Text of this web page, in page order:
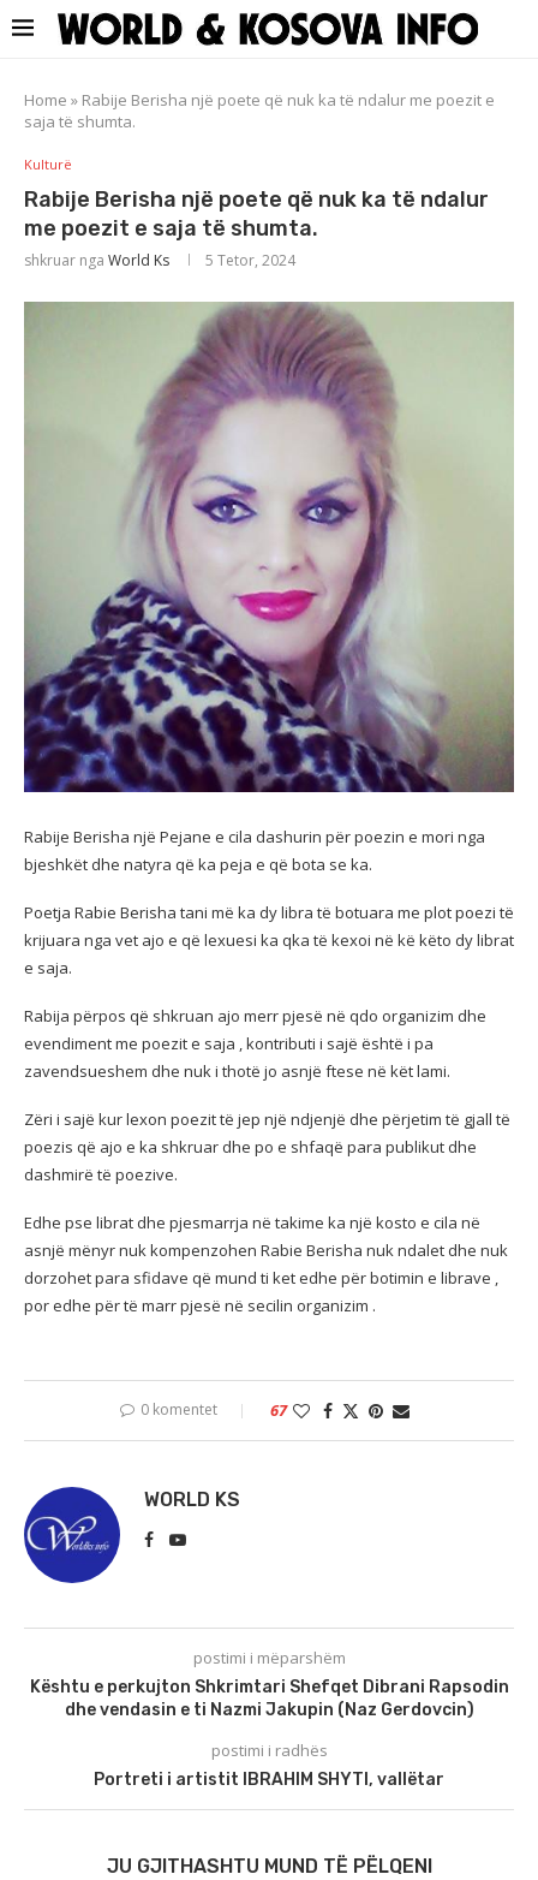
Home » Rabije Berisha një poete që nuk ka të ndalur me poezit e
saja të shumta.
Kulturë
Rabije Berisha një poete që nuk ka të ndalur
me poezit e saja të shumta.
shkruar nga World Ks 5 Tetor, 2024
Rabije Berisha një Pejane e cila dashurin për poezin e mori nga
bjeshkët dhe natyra që ka peja e që bota se ka.
Poetja Rabie Berisha tani më ka dy libra të botuara me plot poezi të
krijuara nga vet ajo e që lexuesi ka qka të kexoi në kë këto dy librat
e saja.
Rabija përpos që shkruan ajo merr pjesë në qdo organizim dhe
evendiment me poezit e saja , kontributi i sajë është i pa
zavendsueshem dhe nuk i thotë jo asnjë ftese në kët lami.
Zëri i sajë kur lexon poezit të jep një ndjenjë dhe përjetim të gjall të
poezis që ajo e ka shkruar dhe po e shfaqë para publikut dhe
dashmirë të poezive.
Edhe pse librat dhe pjesmarrja në takime ka një kosto e cila në
asnjë mënyr nuk kompenzohen Rabie Berisha nuk ndalet dhe nuk
dorzohet para sfidave që mund ti ket edhe për botimin e librave ,
por edhe për të marr pjesë në secilin organizim .
0 komentet 67
WORLD KS
postimi i mëparshëm
Kështu e perkujton Shkrimtari Shefqet Dibrani Rapsodin
dhe vendasin e ti Nazmi Jakupin (Naz Gerdovcin)
postimi i radhës
Portreti i artistit IBRAHIM SHYTI, vallëtar
JU GJITHASHTU MUND TË PËLQENI